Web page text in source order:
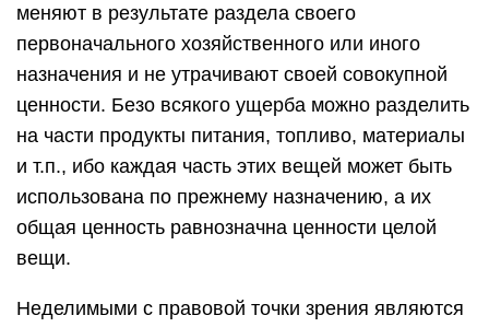
меняют в результате раздела своего
первоначального хозяйственного или иного
назначения и не утрачивают своей совокупной
ценности. Безо всякого ущерба можно разделить
на части продукты питания, топливо, материалы
и т.п., ибо каждая часть этих вещей может быть
использована по прежнему назначению, а их
общая ценность равнозначна ценности целой
вещи.
Неделимыми с правовой точки зрения являются